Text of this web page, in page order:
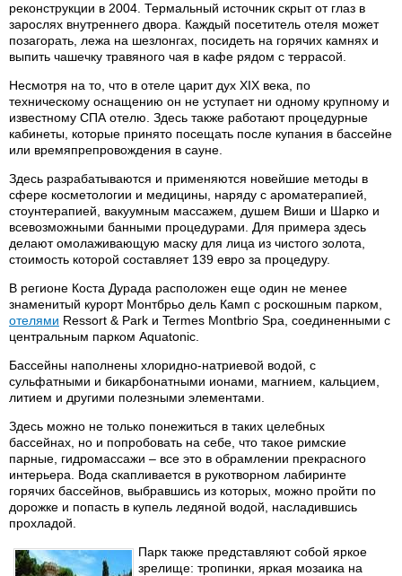
реконструкции в 2004. Термальный источник скрыт от глаз в
зарослях внутреннего двора. Каждый посетитель отеля может
позагорать, лежа на шезлонгах, посидеть на горячих камнях и
выпить чашечку травяного чая в кафе рядом с террасой.
Несмотря на то, что в отеле царит дух XIX века, по
техническому оснащению он не уступает ни одному крупному и
известному СПА отелю. Здесь также работают процедурные
кабинеты, которые принято посещать после купания в бассейне
или времяпрепровождения в сауне.
Здесь разрабатываются и применяются новейшие методы в
сфере косметологии и медицины, наряду с ароматерапией,
стоунтерапией, вакуумным массажем, душем Виши и Шарко и
всевозможными банными процедурами. Для примера здесь
делают омолаживающую маску для лица из чистого золота,
стоимость которой составляет 139 евро за процедуру.
В регионе Коста Дурада расположен еще один не менее
знаменитый курорт Монтбрьо дель Камп с роскошным парком,
отелями Ressort & Park и Termes Montbrio Spa, соединенными с
центральным парком Aquatoniс.
Бассейны наполнены хлоридно-натриевой водой, с
сульфатными и бикарбонатными ионами, магнием, кальцием,
литием и другими полезными элементами.
Здесь можно не только понежиться в таких целебных
бассейнах, но и попробовать на себе, что такое римские
парные, гидромассажи – все это в обрамлении прекрасного
интерьера. Вода скапливается в рукотворном лабиринте
горячих бассейнов, выбравшись из которых, можно пройти по
дорожке и попасть в купель ледяной водой, насладившись
прохладой.
Парк также представляют собой яркое
зрелище: тропинки, яркая мозаика на